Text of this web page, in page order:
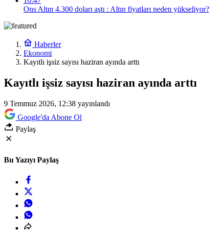
Ons Altın 4.300 doları aştı : Altın fiyatları neden yükseliyor?
Haberler
Ekonomi
Kayıtlı işsiz sayısı haziran ayında arttı
Kayıtlı işsiz sayısı haziran ayında arttı
9 Temmuz 2026, 12:38 yayınlandı
Google'da Abone Ol
Paylaş
Bu Yazıyı Paylaş